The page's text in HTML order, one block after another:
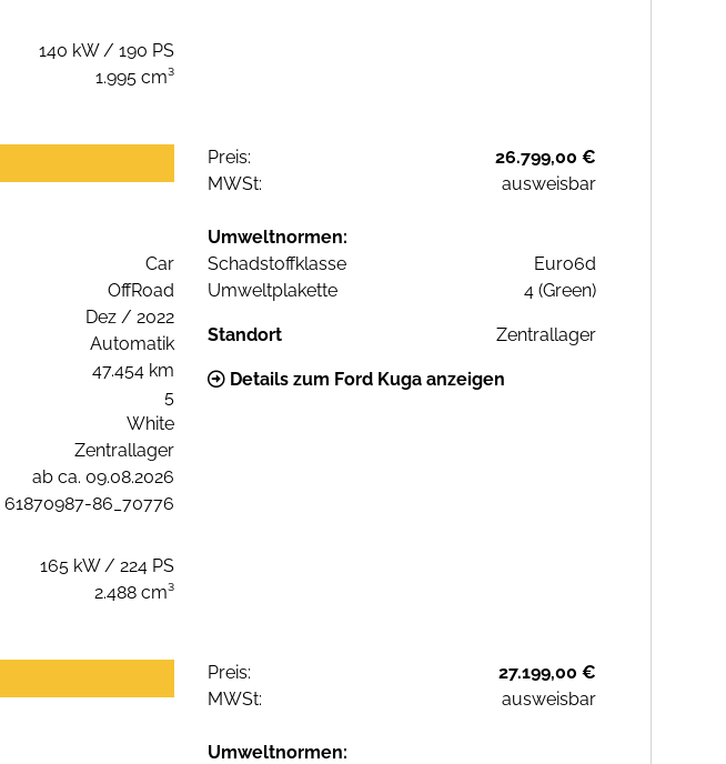
140 kW / 190 PS
1.995 cm³
Preis:
26.799,00 €
MWSt:
ausweisbar
Car
OffRoad
Dez / 2022
Automatik
47.454 km
5
White
Zentrallager
ab ca. 09.08.2026
61870987-86_70776
165 kW / 224 PS
2.488 cm³
Umweltnormen:
Schadstoffklasse
Euro6d
Umweltplakette
4 (Green)
Standort Zentrallager
Details zum Ford Kuga anzeigen
Preis:
27.199,00 €
MWSt:
ausweisbar
Umweltnormen: